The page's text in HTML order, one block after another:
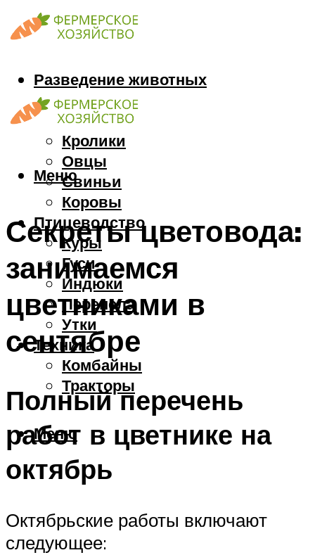
Разведение животных
Козы
Кони
Кролики
Овцы
Свиньи
Коровы
Птицеводство
Куры
Гуси
Индюки
Перепела
Утки
Техника
Комбайны
Тракторы
Меню
Меню
Секреты цветовода:
занимаемся
цветниками в
сентябре
Полный перечень
работ в цветнике на
октябрь
Октябрьские работы включают
следующее: